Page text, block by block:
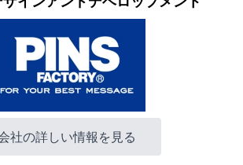
社の詳しい情報を見る